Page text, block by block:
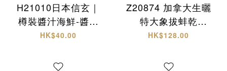
H21010日本信玄｜
樽裝醬汁海鮮-醬油
螺肉
HK$40.00
Z20874 加拿大生曬
特大象拔蚌乾
(L)+西非原隻有腌
禮盒✨
HK$128.00